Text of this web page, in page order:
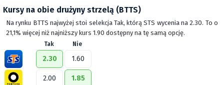
Kursy na obie drużyny strzelą (BTTS)
Na rynku BTTS najwyżej stoi selekcja Tak, którą STS wycenia na 2.30. To o
21,1% więcej niż najniższy kurs 1.90 dostępny na tę samą opcję.
Tak Nie
2.30 1.60
2.00 1.85